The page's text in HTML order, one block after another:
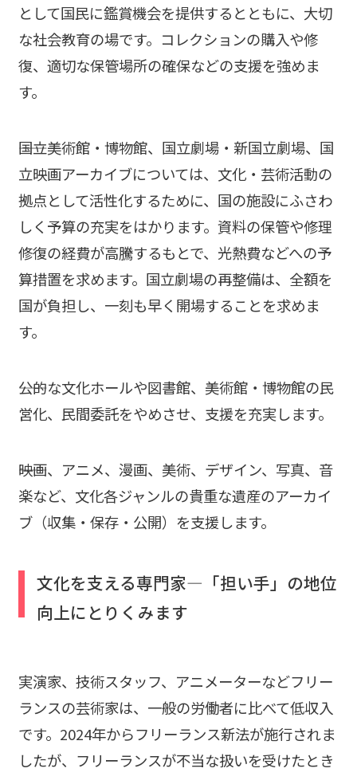
として国民に鑑賞機会を提供するとともに、大切
な社会教育の場です。コレクションの購入や修
復、適切な保管場所の確保などの支援を強めま
す。
――国立美術館・博物館、国立劇場・新国立劇場、国
立映画アーカイブについては、文化・芸術活動の
拠点として活性化するために、国の施設にふさわ
しく予算の充実をはかります。資料の保管や修理
修復の経費が高騰するもとで、光熱費などへの予
算措置を求めます。国立劇場の再整備は、全額を
国が負担し、一刻も早く開場することを求めま
す。
――公的な文化ホールや図書館、美術館・博物館の民
営化、民間委託をやめさせ、支援を充実します。
――映画、アニメ、漫画、美術、デザイン、写真、音
楽など、文化各ジャンルの貴重な遺産のアーカイ
ブ（収集・保存・公開）を支援します。
文化を支える専門家―「担い手」の地位
向上にとりくみます
実演家、技術スタッフ、アニメーターなどフリー
ランスの芸術家は、一般の労働者に比べて低収入
です。2024年からフリーランス新法が施行されま
したが、フリーランスが不当な扱いを受けたとき